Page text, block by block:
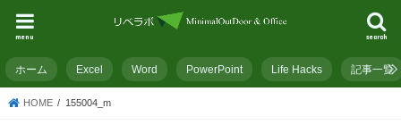
search
menu
ホーム Excel Word PowerPoint Life Hacks 記事一覧
HOME 155004_m